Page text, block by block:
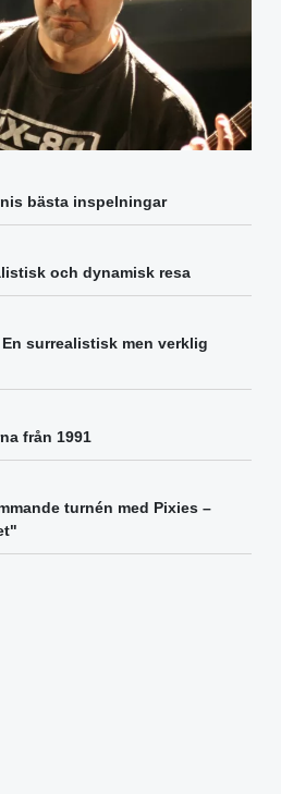
bästa inspelningar
och dynamisk resa
En surrealistisk men verklig
från 1991
turnén med Pixies –